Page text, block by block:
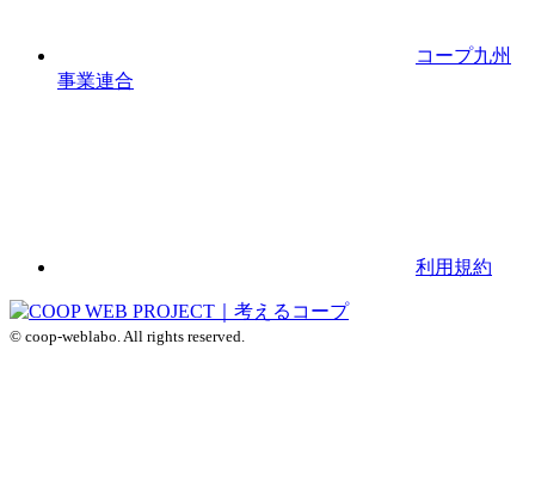
コープ九州
事業連合
利用規約
© coop-weblabo. All rights reserved.